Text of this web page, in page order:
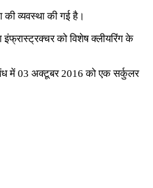
की व्यवस्था की गई है।
इंफ्रास्ट्रक्चर को विशेष क्लीयरिंग के
में 03 अक्टूबर 2016 को एक सर्कुलर